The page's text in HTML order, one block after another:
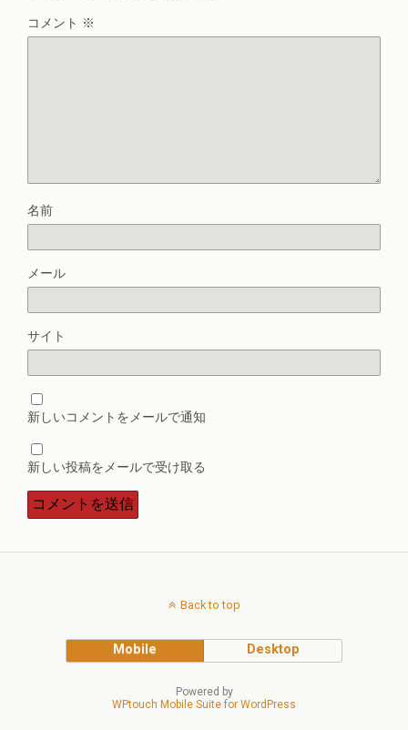
コメント ※
名前
メール
サイト
新しいコメントをメールで通知
新しい投稿をメールで受け取る
Back to top
Mobile Desktop
Powered by
WPtouch Mobile Suite for WordPress